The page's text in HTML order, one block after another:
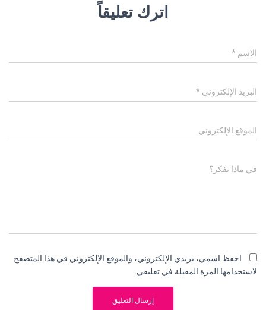
اترك تعليقاً
الاسم *
البريد الإلكتروني *
الموقع الإلكتروني
في ماذا تفكر؟
احفظ اسمي، بريدي الإلكتروني، والموقع الإلكتروني في هذا المتصفح
لاستخدامها المرة المقبلة في تعليقي.